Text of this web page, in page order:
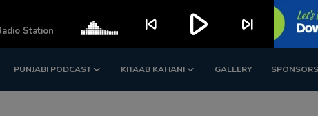
PUNJABI PODCAST KITAAB KAHANI GALLERY SPONSORS
Station skip_previous play_arrow skip_next